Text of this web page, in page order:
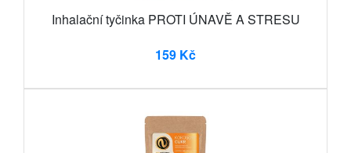
Inhalační tyčinka PROTI ÚNAVĚ A STRESU
159 Kč